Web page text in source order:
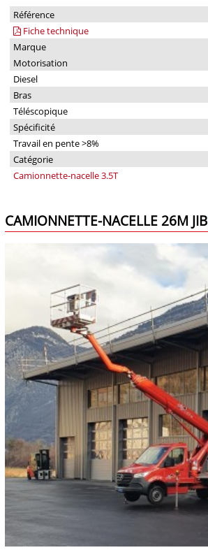
Référence
Fiche technique
Marque
Motorisation
Diesel
Bras
Téléscopique
Spécificité
Travail en pente >8%
Catégorie
Camionnette-nacelle 3.5T
CAMIONNETTE-NACELLE 26M JIB